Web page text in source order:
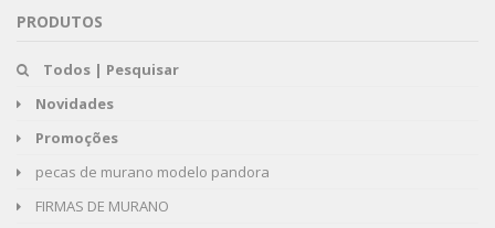
PRODUTOS
Todos | Pesquisar
Novidades
Promoções
pecas de murano modelo pandora
FIRMAS DE MURANO